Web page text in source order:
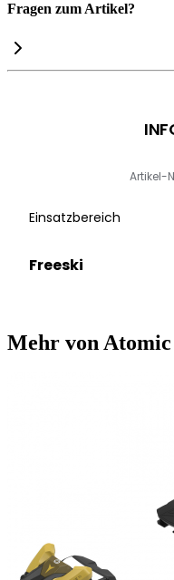
Fragen zum Artikel?
Artikel-
Einsatzbereich
Freeski
Mehr von Atomic